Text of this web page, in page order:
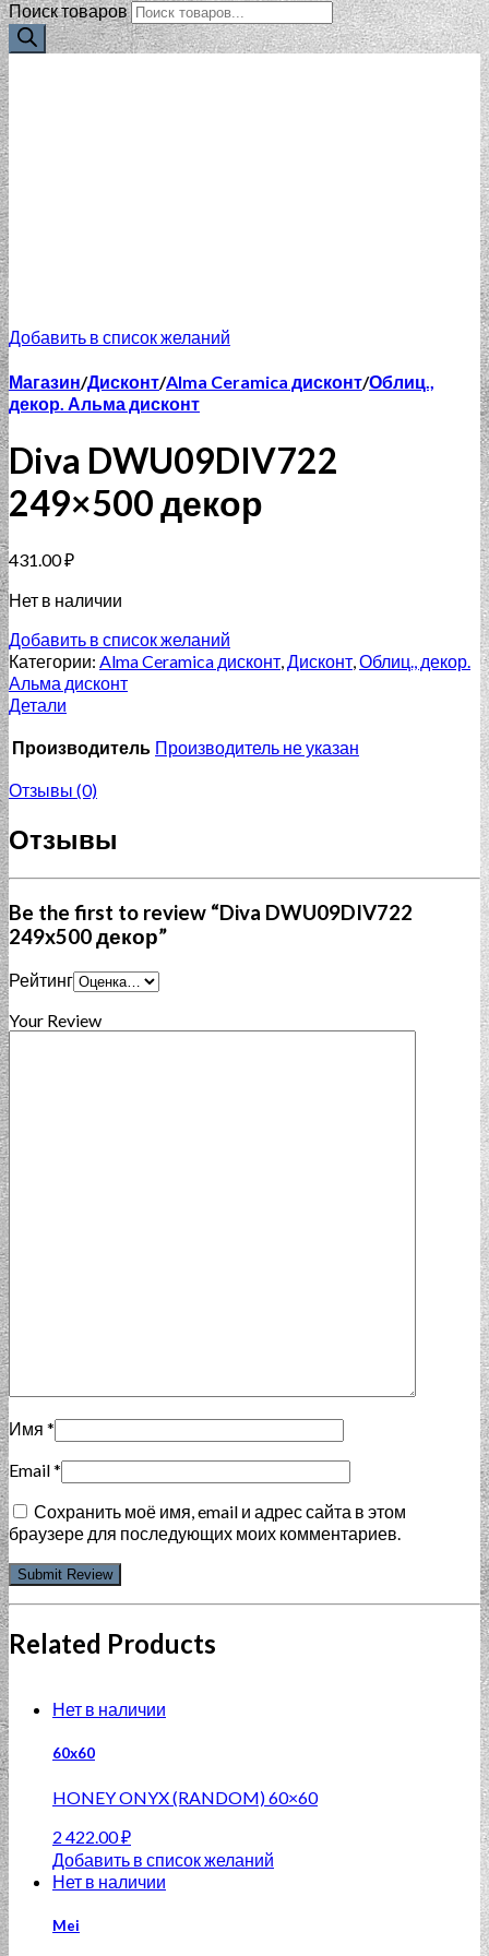
Поиск товаров
Добавить в список желаний
Магазин/Дисконт/Alma Ceramica дисконт/Облиц.,
декор. Альма дисконт
Diva DWU09DIV722
249×500 декор
431.00₽
Нет в наличии
Добавить в список желаний
Категории: Alma Ceramica дисконт,Дисконт,Облиц., декор.
Альма дисконт
Детали
Производитель Производитель не указан
Отзывы (0)
Отзывы
Be the first to review “Diva DWU09DIV722
249x500 декор”
Рейтинг
Your Review
Имя *
Email*
Сохранить моё имя, email и адрес сайта в этом
браузере для последующих моих комментариев.
Related Products
Нет в наличии
60x60
HONEY ONYX (RANDOM) 60×60
2 422.00₽
Добавить в список желаний
Нет в наличии
Mei